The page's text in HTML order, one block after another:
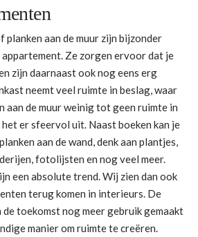
planken aan de muur zijn bijzonder
Ze zorgen ervoor dat je
zijn daarnaast ook nog eens erg
neemt veel ruimte in beslag, waar
aan de muur weinig tot geen ruimte in
er sfeervol uit. Naast boeken kan je
aan de wand, denk aan plantjes,
fotolijsten en nog veel meer.
een absolute trend. Wij zien dan ook
terug komen in interieurs. De
toekomst nog meer gebruik gemaakt
manier om ruimte te creëren.